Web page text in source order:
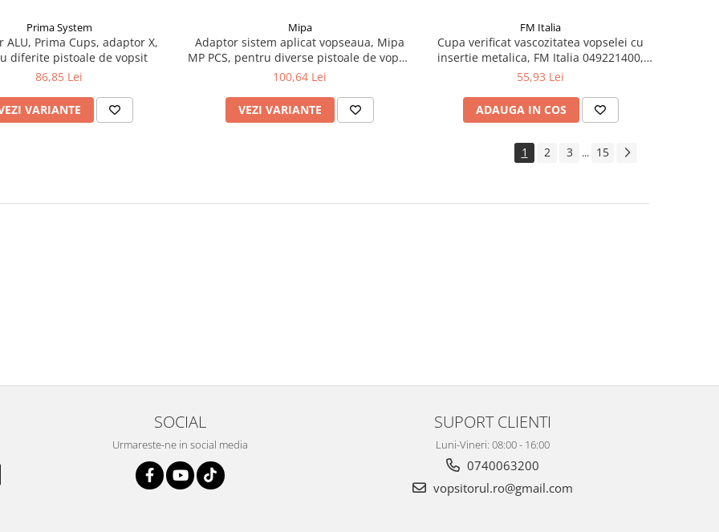
Prima System
ALU, Prima Cups, adaptor X,
diferite pistoale de vopsit
86,85 Lei
VARIANTE
Mipa
Adaptor sistem aplicat vopseaua, Mipa
MP PCS, pentru diverse pistoale de vopsit
Sata, DeVilbiss, Anest Iwata, Sagola,
100,64 Lei
VEZI VARIANTE
FM Italia
Cupa verificat vascozitatea vopselei cu
insertie metalica, FM Italia 049221400,
standard Ford 4, pentru vopsele auto si
55,93 Lei
ADAUGA IN COS
1 2 3 ... 15
SOCIAL
Urmareste-ne in social media
SUPORT CLIENTI
Luni-Vineri: 08:00 - 16:00
0740063200
vopsitorul.ro@gmail.com